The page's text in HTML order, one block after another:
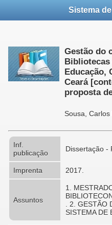
Gestão do
Educação,
Ceará
proposta
Sousa,
Inf.
publicação
Dissertação -
Imprenta 2017.
Assuntos
1.
. 2. GESTÃO
SISTEMA DE